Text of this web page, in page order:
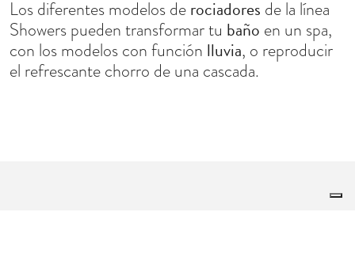
Los diferentes modelos derociadores de la línea
Showers pueden transformar tu baño en un spa,
con los modelos con función lluvia, o reproducir
el refrescante chorro de una cascada.